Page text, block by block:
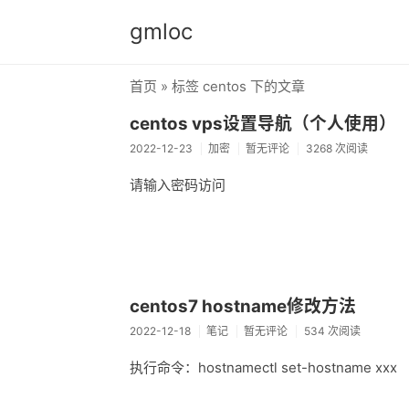
gmloc
首页 » 标签 centos 下的文章
centos vps设置导航（个人使用）
2022-12-23 加密 暂无评论 3268 次阅读
请输入密码访问
centos7 hostname修改方法
2022-12-18 笔记 暂无评论 534 次阅读
执行命令：hostnamectl set-hostname xxx